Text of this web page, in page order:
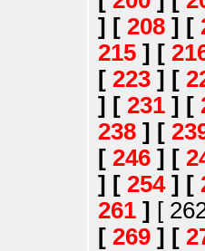
] [ 208 ] [
215 ] [
[ 223 ] [
] [ 231 ] [
238 ] [
[ 246 ] [
] [ 254] [
261 ] [
[ 269 ] [